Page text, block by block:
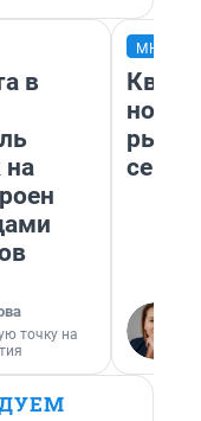
в
на
точку на
но